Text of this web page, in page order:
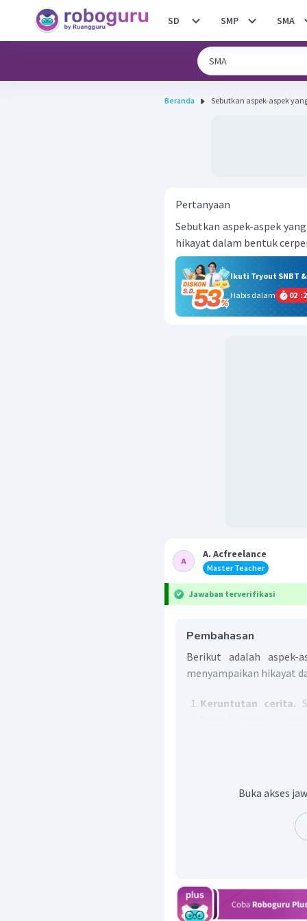
SD SMP SMA
Beranda Sebutkan aspek-aspek
Pertanyaan
Sebutkan aspek-aspek
hikayat dalam bentuk
Ikuti Tryout SNBT
Habis dalam
02 :
A. Acfreelance
Master Teacher
Jawaban terverifikasi
Pembahasan
Berikut adalah aspek-
menyampaikan hikayat
Keruntutan cerita.
Suara, lafal, dan
lisan, suara harus
mengucapkan bunyi
intonasi atau tinggi
dialog atau cerita
cerita yang sedang
Dengan demikian,
Buka akses